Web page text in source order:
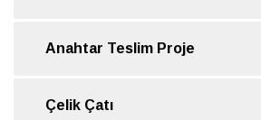
Anahtar Teslim Proje
Çelik Çatı